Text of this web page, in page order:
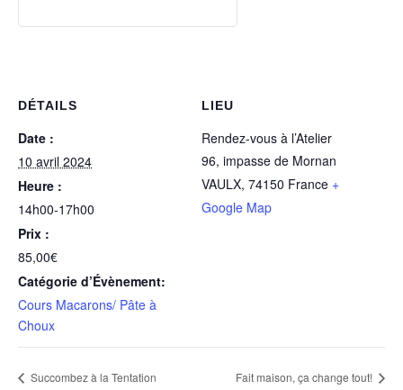
DÉTAILS
Date :
10 avril 2024
Heure :
14h00-17h00
Prix :
85,00€
Catégorie d’Évènement:
Cours Macarons/ Pâte à
Choux
LIEU
Rendez-vous à l’Atelier
96, impasse de Mornan
VAULX, 74150 France +
Google Map
Succombez à la Tentation Fait maison, ça change tout!